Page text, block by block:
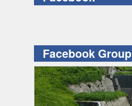
Facebook Group